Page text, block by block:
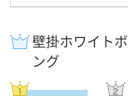
壁掛ホワイト
ング